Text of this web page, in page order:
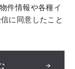
件情報や各種イ
に同意したこと